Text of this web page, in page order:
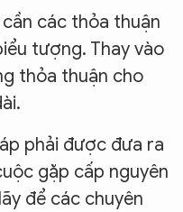
các thỏa thuận
tượng. Thay vào
thỏa thuận cho
phải được đưa ra
gặp cấp nguyên
để các chuyên